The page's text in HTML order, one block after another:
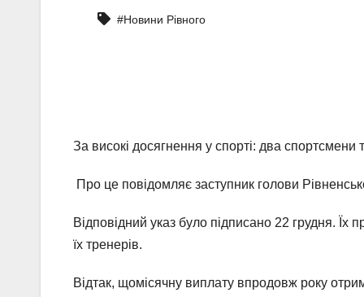
#Новини Рівного
За високі досягнення у спорті: два
Про це повідомляє заступник голови
Відповідний указ було підписано 22 грудня. Їх
їх тренерів.
Відтак, щомісячну виплату впродовж року